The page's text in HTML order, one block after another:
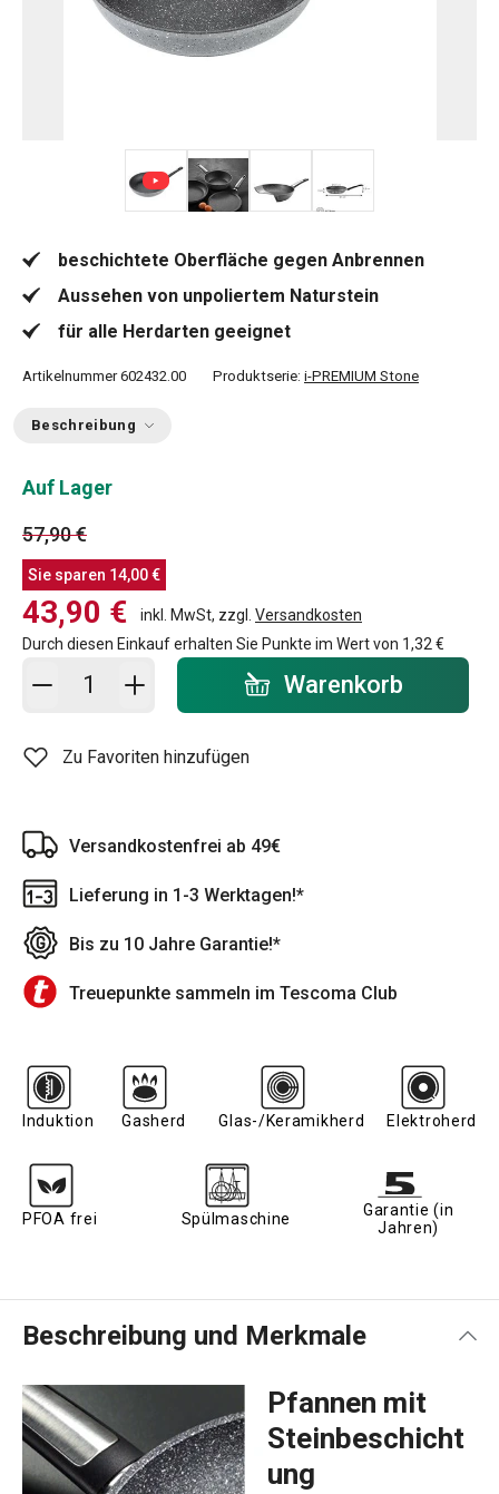
beschichtete Oberfläche gegen Anbrennen
Aussehen von unpoliertem Naturstein
für alle Herdarten geeignet
Artikelnummer 602432.00 Produktserie: i-PREMIUM Stone
Beschreibung
Auf Lager
57,90 €
Sie sparen 14,00 €
43,90 € inkl. MwSt, zzgl. Versandkosten
Durch diesen Einkauf erhalten Sie Punkte im Wert von 1,32 €
In den Warenkorb - Menge Warenkorb
Zu Favoriten hinzufügen
Versandkostenfrei ab 49€
Lieferung in 1-3 Werktagen!*
Bis zu 10 Jahre Garantie!*
Treuepunkte sammeln im Tescoma Club
Induktion Gasherd Glas-/Keramikherd Elektroherd
PFOA frei Spülmaschine
Garantie (in
Jahren)
Beschreibung und Merkmale
Pfannen mit
Steinbeschicht
ung